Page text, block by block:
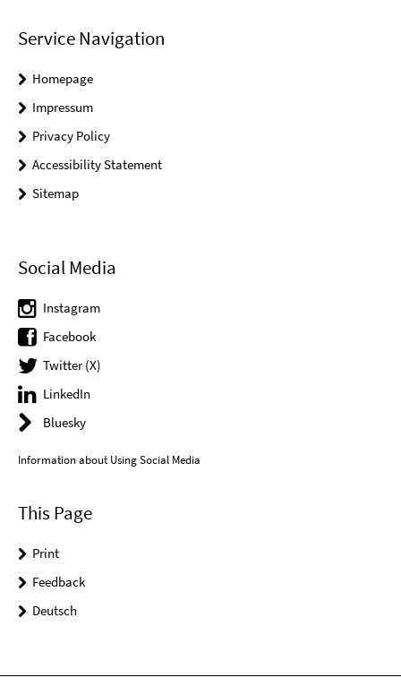
Service Navigation
Homepage
Impressum
Privacy Policy
Accessibility Statement
Sitemap
Social Media
Instagram
Facebook
Twitter (X)
LinkedIn
Bluesky
Information about Using Social Media
This Page
Print
Feedback
Deutsch